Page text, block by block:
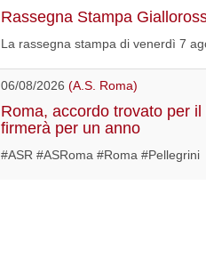
Rassegna Stampa
La rassegna stampa di venerdì 7
06/08/2026 (A.S. Roma)
Roma, accordo trovato per
firmerà per un anno
#ASR #ASRoma #Roma #Pellegrini